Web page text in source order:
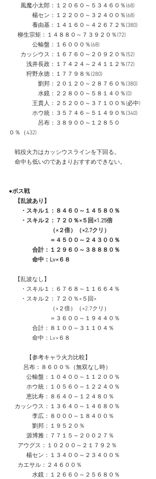
風魔小太郎：１２０６０～５３４６０％(68)
楊セン：１２２００～３２４００％(68)
養由基：１４１６０～４２６７２％(380)
      柳生宗矩：１４８８０～７３９２０％(72)
公輸盤：１６０００％(68)
カッシウス：１６７６０～２０９２０％(52)
浅井長政：１７４２４～２４１１２％(72)
狩野永徳：１７７９８％(280)
劉邦：２０１２０～２８７６０％(380)
水鏡：２２８００～５８１４０％(0)
王貴人：２５２００～３７１００％(必中)
ホウ統：３５７４６～５１４９０％(340)
呂布：３８９００～１２８５０
０％（432)
戦役火力はカッシウスラインを下回る。
命中も低いのであまりおすすめできない。
●ボス戦
【乱波あり】
・スキル１：８４６０～１４５８０％
・スキル２：７２０％×５回×1.25倍
（×２倍）（×2.7クリ）
＝４５００～２４３００％
合計：１２９６０～３８８８０％
命中：Lv×６８
【乱波なし】
・スキル１：６７６８～１１６６４％
・スキル２：７２０％×５回×
（×２倍）（×2.7クリ）
＝３６００～１９４４０％
合計：８１００～３１１０４％
命中：Lv×６８
【参考キャラ火力比較】
     　 呂布：８６００％（無双なし時）
公輸盤：１０４００～１１２００％
ホウ統：１０５６０～１２２４０％
恵比寿：８６４０～１２４８０％
カッシウス：１３６４０～１４６８０％
李広：８０００～１８４００％
劉邦：１９５２０％
源博雅：７７１５～２００２７％
  　アウグス：１０２００～２１７９２％
楊セン：１３４００～２３４００％
カエサル：２４６００％
水鏡：１２６６０～２５６８０％